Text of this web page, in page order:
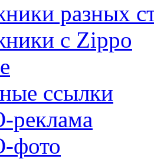
разных
с Zippo
ссылки
реклама
фото